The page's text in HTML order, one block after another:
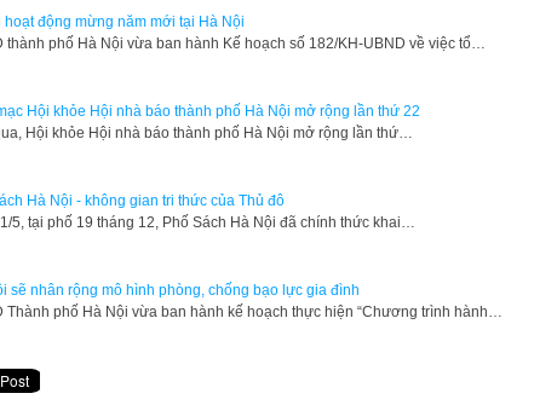
hoạt động mừng năm mới tại Hà Nội
thành phố Hà Nội vừa ban hành Kế hoạch số 182/KH-UBND về việc tổ…
Hội khỏe Hội nhà báo thành phố Hà Nội mở rộng lần thứ 22
Hội khỏe Hội nhà báo thành phố Hà Nội mở rộng lần thứ…
Hà Nội - không gian tri thức của Thủ đô
5, tại phố 19 tháng 12, Phố Sách Hà Nội đã chính thức khai…
sẽ nhân rộng mô hình phòng, chống bạo lực gia đình
Thành phố Hà Nội vừa ban hành kế hoạch thực hiện “Chương trình hành…